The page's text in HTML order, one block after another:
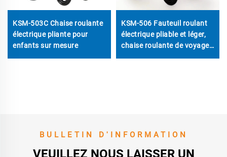
KSM-503C Chaise roulante
électrique pliante pour
enfants sur mesure
KSM-506 Fauteuil roulant
électrique pliable et léger,
chaise roulante de voyage
BULLETIN D'INFORMATION
VEUILLEZ NOUS LAISSER UN